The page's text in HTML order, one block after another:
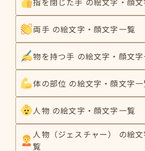
両手 の絵文字・顔文字一覧
物を持つ手 の絵文字・顔文
体の部位 の絵文字・顔文字
人物 の絵文字・顔文字一覧
人物（ジェスチャー） の絵
覧